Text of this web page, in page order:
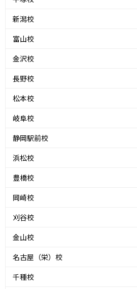
新潟校
富山校
金沢校
長野校
松本校
岐阜校
静岡駅前校
浜松校
豊橋校
岡崎校
刈谷校
金山校
名古屋（栄）校
千種校